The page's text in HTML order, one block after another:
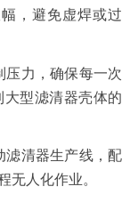
，避免虚焊或过
压力，确保每一次
型滤清器壳体的
滤清器生产线，配
无人化作业。